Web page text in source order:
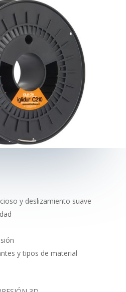
y deslizamiento suave
y tipos de material